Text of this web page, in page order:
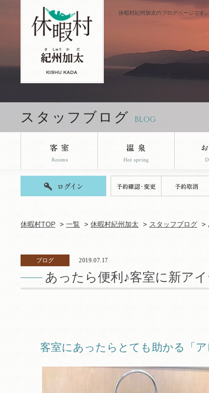
休暇村紀州加太のブログページです。
スタッフブログ BLOG
休暇村TOP 一覧 休暇村紀州加太 スタッフブログ
ブログ 2019.07.17
あったら便利♪客室に新アイ
客室にあったらとても助かる「